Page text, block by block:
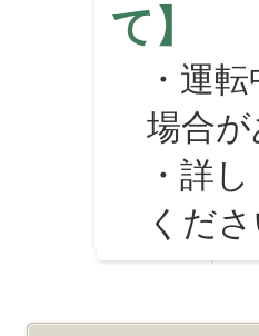
て】
・運転
場合が
・詳し
くださ